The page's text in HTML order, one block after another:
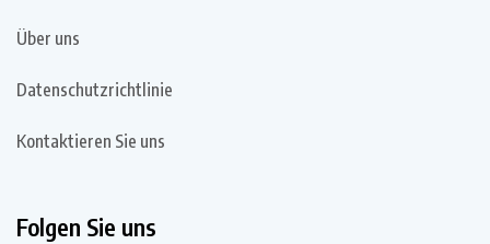
Über uns
Datenschutzrichtlinie
Kontaktieren Sie uns
Folgen Sie uns